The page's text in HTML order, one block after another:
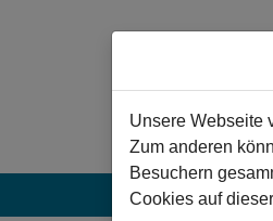
Aktuelles
Unsere Webseite
Zum anderen
Besuchern
Cookies auf